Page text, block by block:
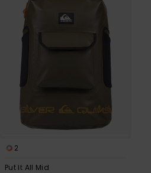
2
Put It All Mid